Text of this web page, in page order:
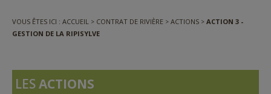
VOUS ÊTES ICI : ACCUEIL CONTRAT DE RIVIÈRE ACTIONS
ACTION 3 -
GESTION DE LA RIPISYLVE
LESACTIONS